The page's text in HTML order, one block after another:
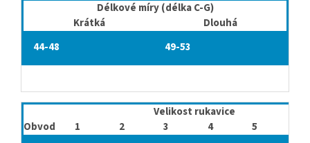
Délkové míry (délka C-G)
Krátká
Dlouhá
44-48
49-53
Velikost rukavice
Obvod
1 2 3 4 5